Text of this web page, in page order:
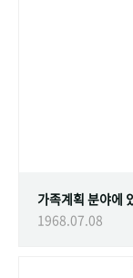
1968.07.08